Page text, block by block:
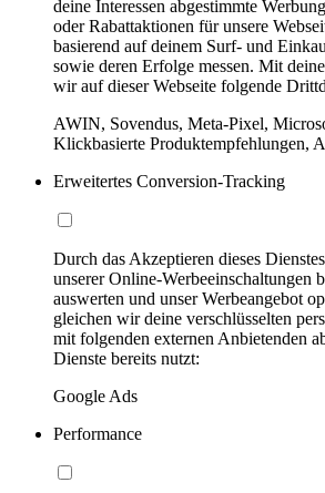
deine Interessen abgestimmte
oder Rabattaktionen für unsere
basierend auf deinem Surf- und
sowie deren Erfolge messen. Mit
wir auf dieser Webseite folgende
AWIN, Sovendus, Meta-Pixel,
Klickbasierte Produktempfehlungen,
Erweitertes Conversion-Tracking
Durch das Akzeptieren dieses
unserer Online-Werbeeinschaltungen
auswerten und unser Werbeangebot
gleichen wir deine verschlüsselten
mit folgenden externen Anbietenden
Dienste bereits nutzt:
Google Ads
Performance